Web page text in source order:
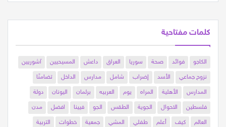
كلمات مفتاحية
الكاجو فوائد صحة سوريا العراق داعش المسيحيين
آشوريين
نزوح جماعي
الأسد إضراب شامل مدارس الداخل
تضامنًا
المدارس
الأهلية المراه يوم العربيه برلمان اليونان
دولة
فلسطين
الاحوال الجوية الطقس الجو فيينا افضل
مدن
العالم
كيف أعلم طفلي المشي جمعية خطوات
التربية